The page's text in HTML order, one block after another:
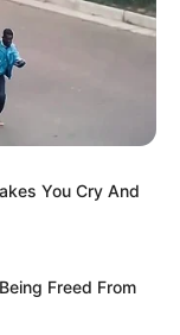
bántál a
Hogyan
– Mit
a számot
gyakorolsz
You Cry And
Freed From